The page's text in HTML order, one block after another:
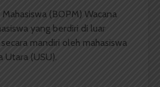
(BOPM) Wacana
yang berdiri di luar
mandiri oleh mahasiswa
Utara (USU).